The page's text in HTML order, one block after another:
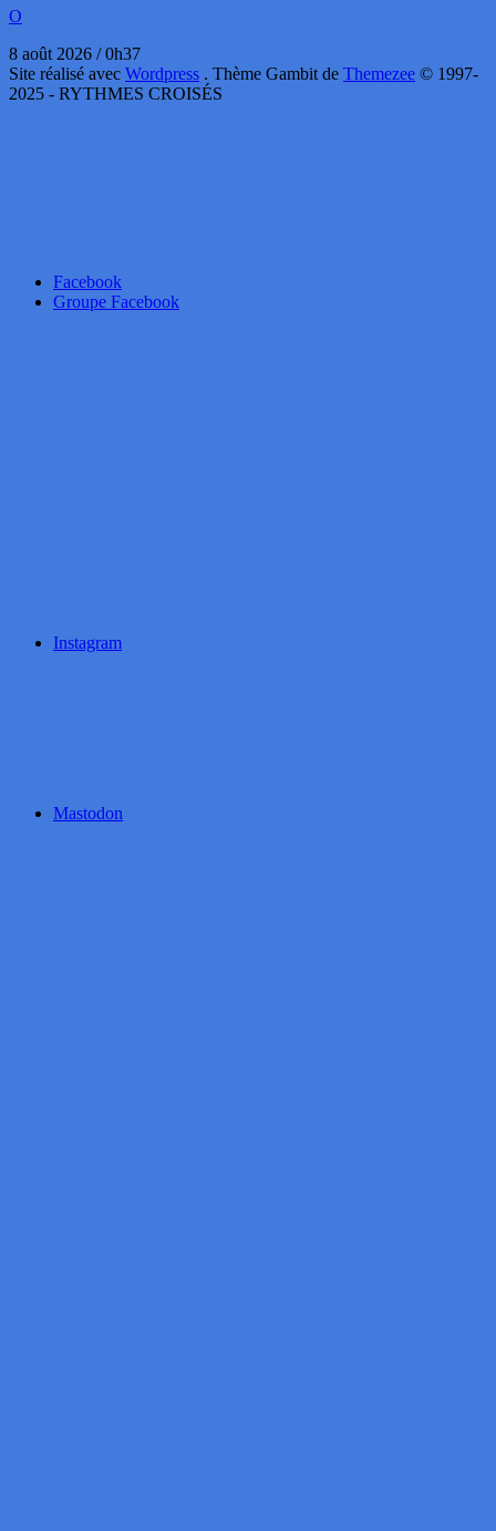
O
8 août 2026 / 0h37
Site réalisé avec Wordpress . Thème Gambit de Themezee © 1997-
2025 - RYTHMES CROISÉS
Facebook
Groupe Facebook
Instagram
Mastodon